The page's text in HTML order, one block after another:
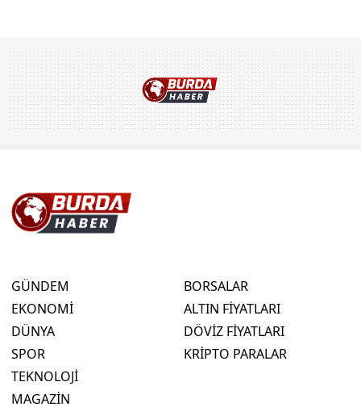
GÜNDEM
EKONOMİ
DÜNYA
SPOR
TEKNOLOJİ
MAGAZİN
BORSALAR
ALTIN FİYATLARI
DÖVİZ FİYATLARI
KRİPTO PARALAR